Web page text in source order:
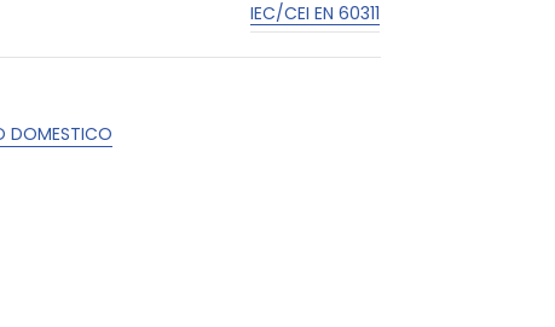
IEC/CEI EN 60311
DOMESTICO